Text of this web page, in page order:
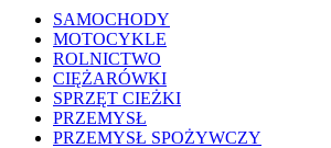
SAMOCHODY
MOTOCYKLE
ROLNICTWO
CIĘŻARÓWKI
SPRZĘT CIEŻKI
PRZEMYSŁ
PRZEMYSŁ SPOŻYWCZY